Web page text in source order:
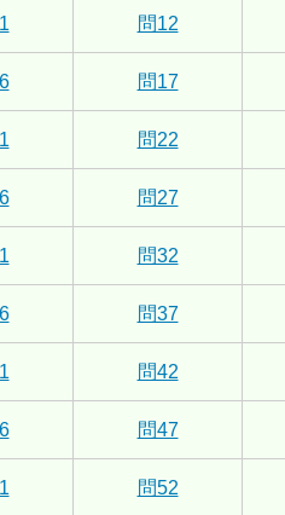
問12
問17
問22
問27
問32
問37
問42
問47
問52